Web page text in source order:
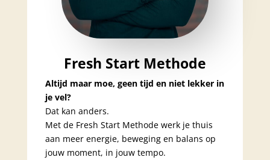
Fresh Start Methode
Altijd maar moe, geen tijd en niet lekker in
je vel?
Dat kan anders.
Met de Fresh Start Methode werk je thuis
aan meer energie, beweging en balans op
jouw moment, in jouw tempo.